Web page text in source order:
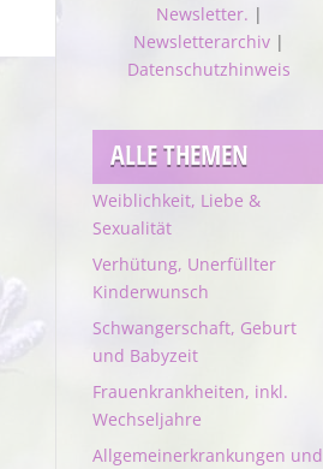
Newsletter. |
Newsletterarchiv |
Datenschutzhinweis
ALLE THEMEN
Weiblichkeit, Liebe &
Sexualität
Verhütung, Unerfüllter
Kinderwunsch
Schwangerschaft, Geburt
und Babyzeit
Frauenkrankheiten, inkl.
Wechseljahre
Allgemeinerkrankungen und